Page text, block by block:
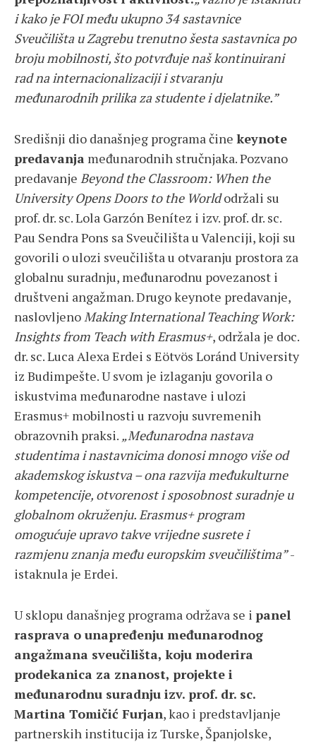
i kako je FOI među ukupno 34 sastavnice
Sveučilišta u Zagrebu trenutno šesta sastavnica po
broju mobilnosti, što potvrđuje naš kontinuirani
rad na internacionalizaciji i stvaranju
međunarodnih prilika za studente i djelatnike.”
Središnji dio današnjeg programa čine keynote
predavanja međunarodnih stručnjaka. Pozvano
predavanje Beyond the Classroom: When the
University Opens Doors to the Worldodržali su
prof. dr. sc. Lola Garzón Benítez i izv. prof. dr. sc.
Pau Sendra Pons sa Sveučilišta u Valenciji, koji su
govorili o ulozi sveučilišta u otvaranju prostora za
globalnu suradnju, međunarodnu povezanost i
društveni angažman. Drugo keynote predavanje,
naslovljenoMaking International Teaching Work:
Insights from Teach with Erasmus+, održala je doc.
dr. sc. Luca Alexa Erdei s Eötvös Loránd University
iz Budimpešte. U svom je izlaganju govorila o
iskustvima međunarodne nastave i ulozi
Erasmus+ mobilnosti u razvoju suvremenih
obrazovnih praksi. „Međunarodna nastava
studentima i nastavnicima donosi mnogo više od
akademskog iskustva – ona razvija međukulturne
kompetencije, otvorenost i sposobnost suradnje u
globalnom okruženju. Erasmus+ program
omogućuje upravo takve vrijedne susrete i
razmjenu znanja među europskim sveučilištima”-
istaknula je Erdei.
U sklopu današnjeg programa održava se i panel
rasprava o unapređenju međunarodnog
angažmana sveučilišta, koju moderira
prodekanica za znanost, projekte i
međunarodnu suradnju izv. prof. dr. sc.
Martina Tomičić Furjan, kao i predstavljanje
partnerskih institucija iz Turske, Španjolske,